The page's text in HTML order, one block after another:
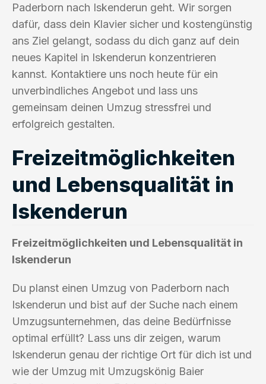
Paderborn nach Iskenderun geht. Wir sorgen
dafür, dass dein Klavier sicher und kostengünstig
ans Ziel gelangt, sodass du dich ganz auf dein
neues Kapitel in Iskenderun konzentrieren
kannst. Kontaktiere uns noch heute für ein
unverbindliches Angebot und lass uns
gemeinsam deinen Umzug stressfrei und
erfolgreich gestalten.
Freizeitmöglichkeiten
und Lebensqualität in
Iskenderun
Freizeitmöglichkeiten und Lebensqualität in
Iskenderun
Du planst einen Umzug von Paderborn nach
Iskenderun und bist auf der Suche nach einem
Umzugsunternehmen, das deine Bedürfnisse
optimal erfüllt? Lass uns dir zeigen, warum
Iskenderun genau der richtige Ort für dich ist und
wie der Umzug mit Umzugskönig Baier